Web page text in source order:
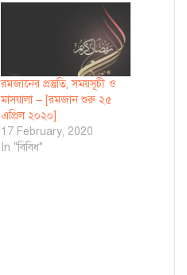
রমজানের প্রস্তুতি, সময়সূচী ও
মাসয়ালা – [রমজান শুরু ২৫
এপ্রিল ২০২০]
17 February, 2020
In "বিবিধ"